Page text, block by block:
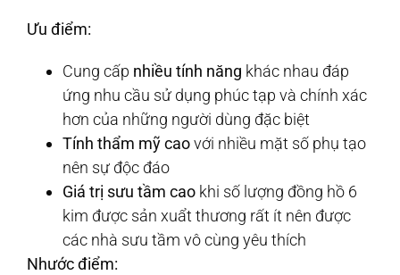
Ưu điểm:
Cung cấp nhiều tính năng khác nhau đáp
ứng nhu cầu sử dụng phúc tạp và chính xác
hơn của những người dùng đặc biệt
Tính thẩm mỹ caovới nhiều mặt số phụ tạo
nên sự độc đáo
Giá trị sưu tầm cao khi số lượng đồng hồ 6
kim được sản xuẩt thương rất ít nên được
các nhà sưu tầm vô cùng yêu thích
Nhước điểm: